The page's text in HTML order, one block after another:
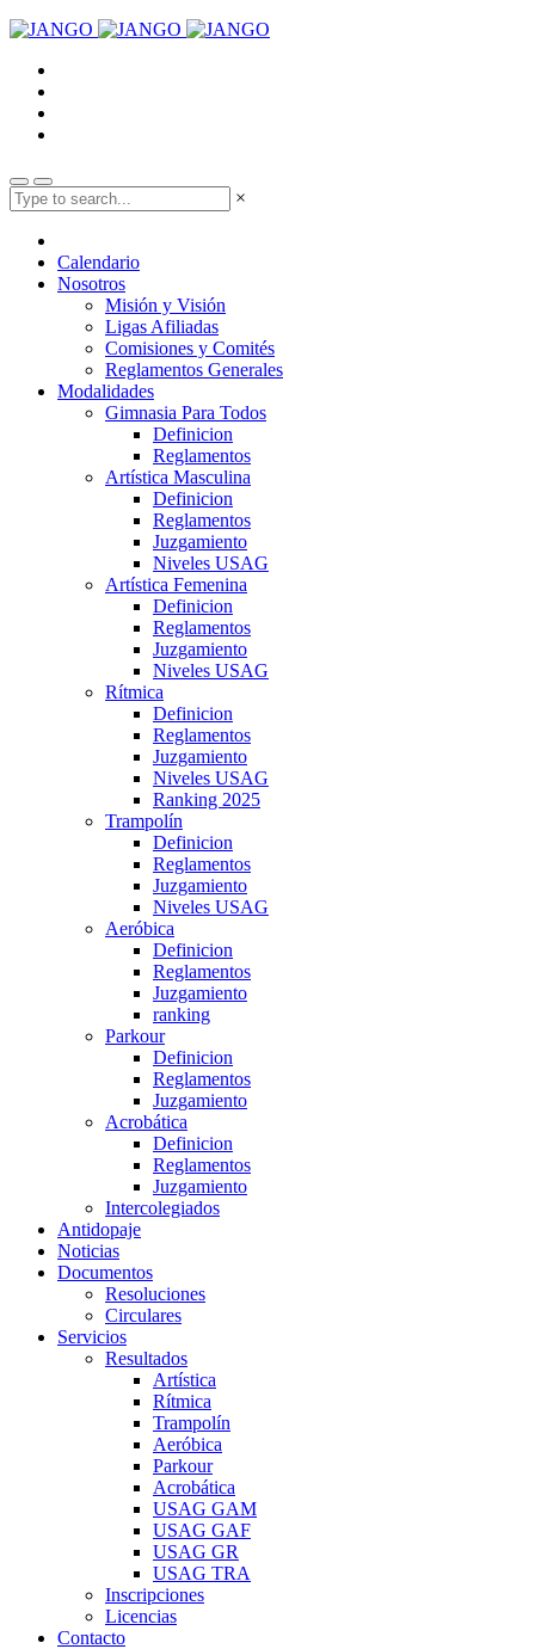
×
Calendario
Nosotros
Misión y Visión
Ligas Afiliadas
Comisiones y Comités
Reglamentos Generales
Modalidades
Gimnasia Para Todos
Definicion
Reglamentos
Artística Masculina
Definicion
Reglamentos
Juzgamiento
Niveles USAG
Artística Femenina
Definicion
Reglamentos
Juzgamiento
Niveles USAG
Rítmica
Definicion
Reglamentos
Juzgamiento
Niveles USAG
Ranking 2025
Trampolín
Definicion
Reglamentos
Juzgamiento
Niveles USAG
Aeróbica
Definicion
Reglamentos
Juzgamiento
ranking
Parkour
Definicion
Reglamentos
Juzgamiento
Acrobática
Definicion
Reglamentos
Juzgamiento
Intercolegiados
Antidopaje
Noticias
Documentos
Resoluciones
Circulares
Servicios
Resultados
Artística
Rítmica
Trampolín
Aeróbica
Parkour
Acrobática
USAG GAM
USAG GAF
USAG GR
USAG TRA
Inscripciones
Licencias
Contacto